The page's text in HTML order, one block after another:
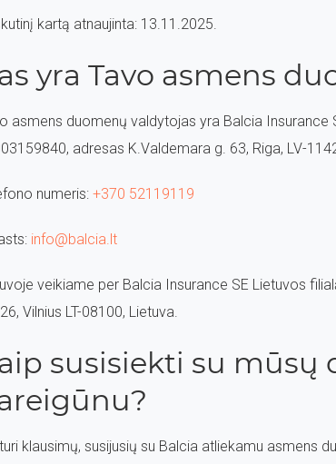
kartą atnaujinta: 13.11.2025.
yra Tavo asmens
asmens duomenų valdytojas yra Balcia Insurance
adresas K.Valdemara g. 63, Riga, LV-
numeris: +370 52119119
info@balcia.lt
veikiame per Balcia Insurance SE Lietuvos
Vilnius LT-08100, Lietuva.
susisiekti su mūsų
klausimų, susijusių su Balcia atliekamu asmens